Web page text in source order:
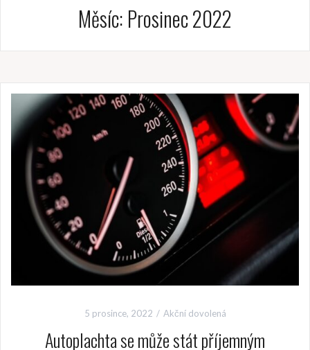
Měsíc: Prosinec 2022
5 prosince, 2022 Akční dovolená
Autoplachta se může stát příjemným